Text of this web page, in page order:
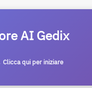
AI Gedix
qui per iniziare